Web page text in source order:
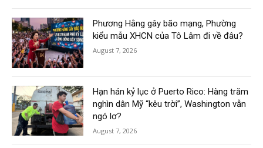
Phương Hằng gây bão mạng, Phường
kiểu mẫu XHCN của Tô Lâm đi về đâu?
August 7, 2026
Hạn hán kỷ lục ở Puerto Rico: Hàng trăm
nghìn dân Mỹ “kêu trời”, Washington vẫn
ngó lơ?
August 7, 2026